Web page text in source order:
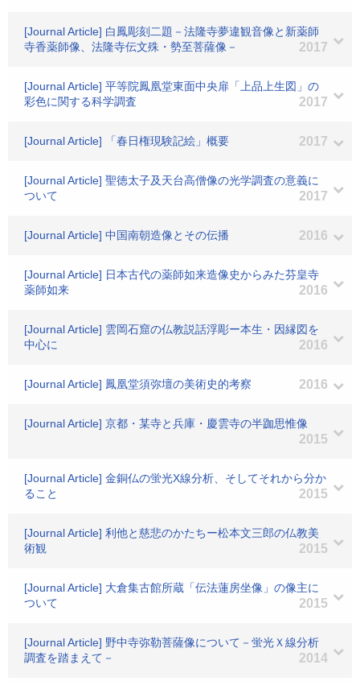
[Journal Article] 白鳳彫刻二題－法隆寺夢違観音像と新薬師
寺香薬師像、法隆寺伝文殊・勢至菩薩像－
2017
[Journal Article] 平等院鳳凰堂東面中央扉「上品上生図」の
彩色に関する科学調査
2017
[Journal Article] 「春日権現験記絵」概要 2017
[Journal Article] 聖徳太子及天台高僧像の光学調査の意義に
ついて
2017
[Journal Article] 中国南朝造像とその伝播 2016
[Journal Article] 日本古代の薬師如来造像史からみた芬皇寺
薬師如来
2016
[Journal Article] 雲岡石窟の仏教説話浮彫ー本生・因縁図を
中心に
2016
[Journal Article] 鳳凰堂須弥壇の美術史的考察 2016
[Journal Article] 京都・某寺と兵庫・慶雲寺の半跏思惟像
2015
[Journal Article] 金銅仏の蛍光X線分析、そしてそれから分か
ること
2015
[Journal Article] 利他と慈悲のかたちー松本文三郎の仏教美
術観
2015
[Journal Article] 大倉集古館所蔵「伝法蓮房坐像」の像主に
ついて
2015
[Journal Article] 野中寺弥勒菩薩像について－蛍光Ｘ線分析
調査を踏まえて－
2014